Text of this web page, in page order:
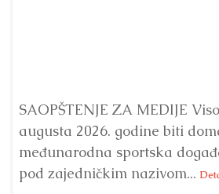
SAOPŠTENJE ZA MEDIJE
augusta 2026. godine biti
međunarodna sportska
pod zajedničkim nazivom...